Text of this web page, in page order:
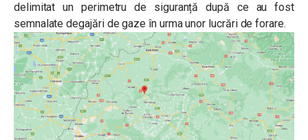
delimitat un perimetru de siguranță după ce au fost
semnalate degajări de gaze în urma unor lucrări de forare.